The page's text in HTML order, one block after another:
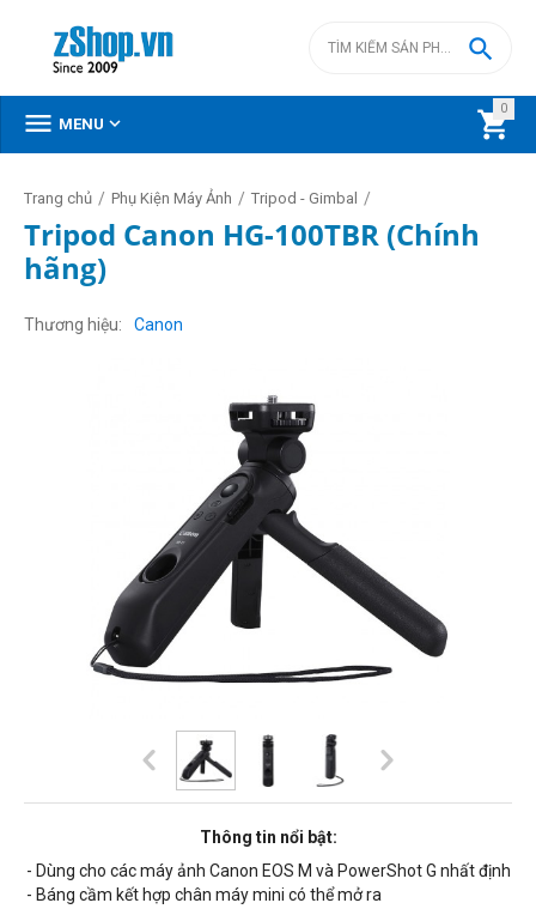
0


 MENU 
Trang chủ / Phụ Kiện Máy Ảnh / Tripod - Gimbal /
Tripod Canon HG-100TBR (Chính
hãng)
Thương hiệu Canon
Thông tin nổi bật:
- Dùng cho các máy ảnh Canon EOS M và PowerShot G nhất định
- Báng cầm kết hợp chân máy mini có thể mở ra